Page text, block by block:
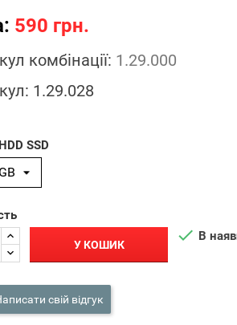
590 грн.
комбінації: 1.29.000
1.29.028
SSD
У КОШИК  В
свій відгук